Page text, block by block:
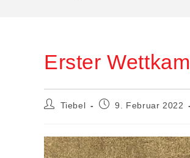
Erster
Tiebel 9. Februar 2022